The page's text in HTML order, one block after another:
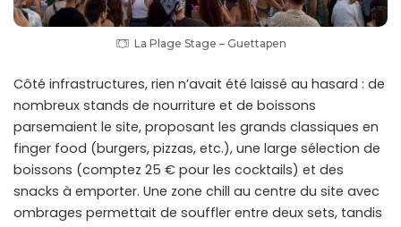
La Plage Stage – Guettapen
Côté infrastructures, rien n’avait été laissé au hasard : de
nombreux stands de nourriture et de boissons
parsemaient le site, proposant les grands classiques en
finger food (burgers, pizzas, etc.), une large sélection de
boissons (comptez 25 € pour les cocktails) et des
snacks à emporter. Une zone chill au centre du site avec
ombrages permettait de souffler entre deux sets, tandis